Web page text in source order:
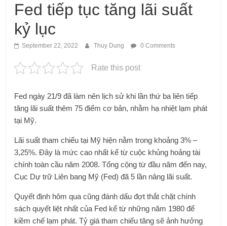
Fed tiếp tục tăng lãi suất
kỷ lục
September 22, 2022 Thuy Dung 0 Comments
Rate this post
Fed ngày 21/9 đã làm nên lịch sử khi lần thứ ba liên tiếp
tăng lãi suất thêm 75 điểm cơ bản, nhằm hạ nhiệt lạm phát
tại Mỹ.
Lãi suất tham chiếu tại Mỹ hiện nằm trong khoảng 3% –
3,25%. Đây là mức cao nhất kể từ cuộc khủng hoảng tài
chính toàn cầu năm 2008. Tổng cộng từ đầu năm đến nay,
Cục Dự trữ Liên bang Mỹ (Fed) đã 5 lần nâng lãi suất.
Quyết định hôm qua cũng đánh dấu đợt thắt chặt chính
sách quyết liệt nhất của Fed kể từ những năm 1980 để
kiềm chế lạm phát. Tỷ giá tham chiếu tăng sẽ ảnh hưởng